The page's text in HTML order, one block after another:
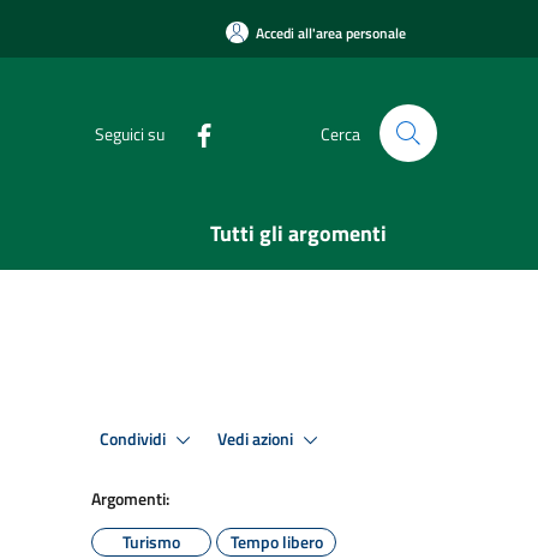
Accedi all'area personale
Seguici su Cerca
Tutti gli argomenti
Condividi Vedi azioni
Argomenti:
Turismo
Tempo libero